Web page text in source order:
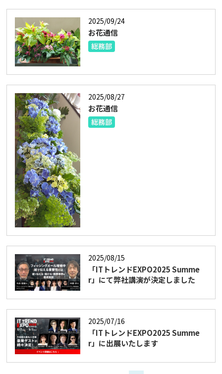
2025/09/24
お花通信
総務部
2025/08/27
お花通信
総務部
2025/08/15
「ITトレンドEXPO2025 Summe
r」にて弊社講演が決定しました
2025/07/16
「ITトレンドEXPO2025 Summe
r」に出展いたします